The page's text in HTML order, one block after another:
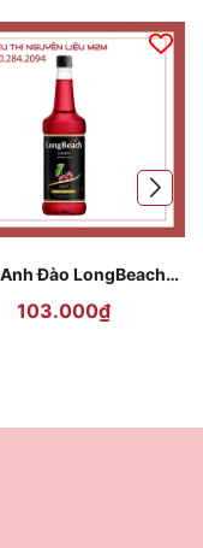
Đào LongBeach
Chế
103.000₫